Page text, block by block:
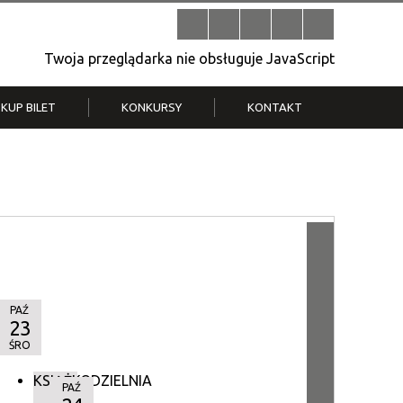
Twoja przeglądarka nie obsługuje JavaScript
KUP BILET KONKURSY KONTAKT
PAŹ
23
ŚRO
KSIĄŻKODZIELNIA
PAŹ